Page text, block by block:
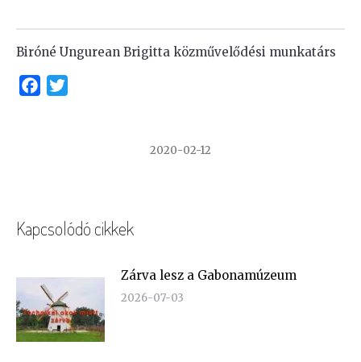
Biróné Ungurean Brigitta közművelődési munkatárs
Facebook
2020-02-12
Kapcsolódó cikkek
Zárva lesz a Gabonamúzeum
2026-07-03